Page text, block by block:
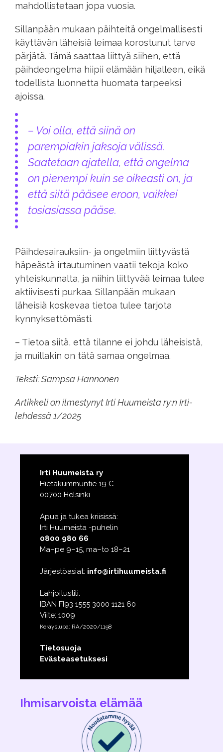
mahdollistetaan jopa vuosia.
Sillanpään mukaan päihteitä ongelmallisesti
käyttävän läheisiä leimaa korostunut tarve
pärjätä. Tämä saattaa liittyä siihen, että
päihdeongelma hiipii elämään hiljalleen, eikä
todellista luonnetta huomata tarpeeksi
ajoissa.
– Voi olla, että siinä on
parempiakin jaksoja välissä.
Saatetaan ajatella, että ongelma
on pienempi kuin se oikeasti on, ja
että siitä pääsee eroon, vaikkei
tosiasiassa pääse.
Päihdesairauksiin- ja ongelmiin liittyvästä
häpeästä irtautuminen vaatii tekoja koko
yhteiskunnalta, ja niihin liittyvää leimaa tulee
aktiivisesti purkaa. Sillanpään mukaan
läheisiä koskevaa tietoa tulee tarjota
kynnyksettömästi.
– Tietoa siitä, että tilanne ei johdu läheisistä,
ja muillakin on tätä samaa ongelmaa.
Teksti: Sampsa Hannonen
Artikkeli on ilmestynyt Irti Huumeista ry:n Irti-
lehdessä 1/2025
Irti Huumeista ry
Hietakummuntie 19 C
00700 Helsinki
Apua ja tukea kriisissä:
Irti Huumeista -puhelin
0800 980 66
Ma–pe 9–15, ma–to 18–21
Järjestöasiat: info@irtihuumeista.fi
Lahjoitustili:
IBAN FI93 1555 3000 1121 60
Viite: 1009
Keräyslupa: RA/2020/1198
Tietosuoja
Evästeasetuksesi
Ihmisarvoista elämää